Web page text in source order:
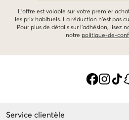
L'offre est valable sur votre premier
les prix habituels. La réduction n'est pas
Pour plus de détails sur l'adhésion, lisez
notre politique-de-
Service clientèle